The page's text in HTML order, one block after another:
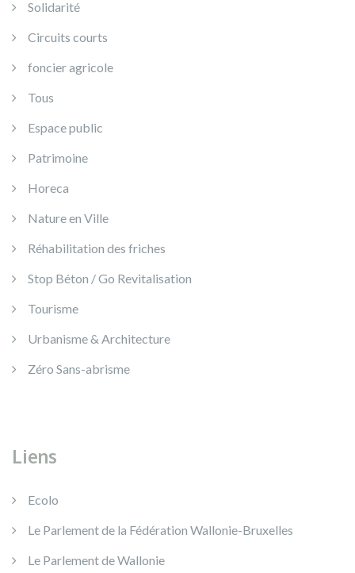
Solidarité
Circuits courts
foncier agricole
Tous
Espace public
Patrimoine
Horeca
Nature en Ville
Réhabilitation des friches
Stop Béton / Go Revitalisation
Tourisme
Urbanisme & Architecture
Zéro Sans-abrisme
Liens
Ecolo
Le Parlement de la Fédération Wallonie-Bruxelles
Le Parlement de Wallonie